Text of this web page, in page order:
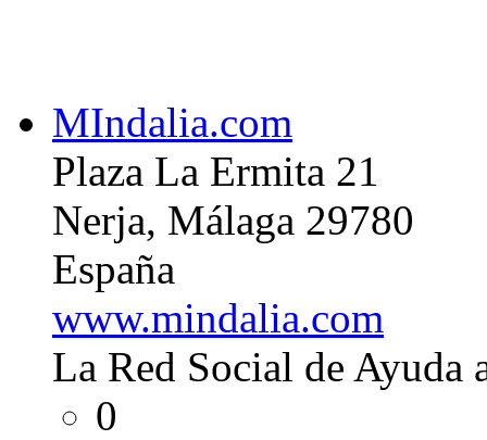
MIndalia.com
Plaza La Ermita 21
Nerja, Málaga 29780
España
www.mindalia.com
La Red Social de Ayuda
0